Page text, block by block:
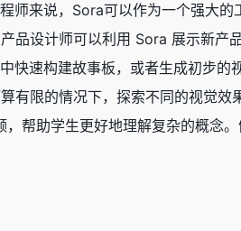
来说，Sora可以作为一个强大的
品设计师可以利用 Sora 展示新产
速构建故事板，或者生成初步的
有限的情况下，探索不同的视觉效
助学生更好地理解复杂的概念